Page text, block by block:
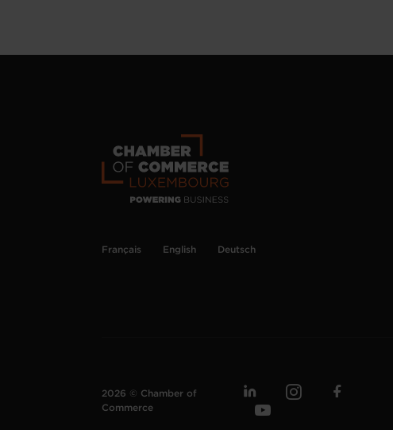
Français English Deutsch
2026 © Chamber of
Commerce